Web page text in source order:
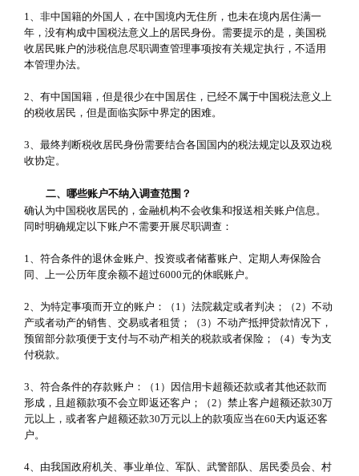
1、非中国籍的外国人，在中国境内无住所，也未在境内居住满一
年，没有构成中国税法意义上的居民身份。需要提示的是，美国税
收居民账户的涉税信息尽职调查管理事项按有关规定执行，不适用
本管理办法。
2、有中国国籍，但是很少在中国居住，已经不属于中国税法意义上
的税收居民，但是面临实际中界定的困难。
3、最终判断税收居民身份需要结合各国国内的税法规定以及双边税
收协定。
二、哪些账户不纳入调查范围？
确认为中国税收居民的，金融机构不会收集和报送相关账户信息。
同时明确规定以下账户不需要开展尽职调查：
1、符合条件的退休金账户、投资或者储蓄账户、定期人寿保险合
同、上一公历年度余额不超过6000元的休眠账户。
2、为特定事项而开立的账户：（1）法院裁定或者判决；（2）不动
产或者动产的销售、交易或者租赁；（3）不动产抵押贷款情况下，
预留部分款项便于支付与不动产相关的税款或者保险；（4）专为支
付税款。
3、符合条件的存款账户：（1）因信用卡超额还款或者其他还款而
形成，且超额款项不会立即返还客户；（2）禁止客户超额还款30万
元以上，或者客户超额还款30万元以上的款项应当在60天内返还客
户。
4、由我国政府机关、事业单位、军队、武警部队、居民委员会、村